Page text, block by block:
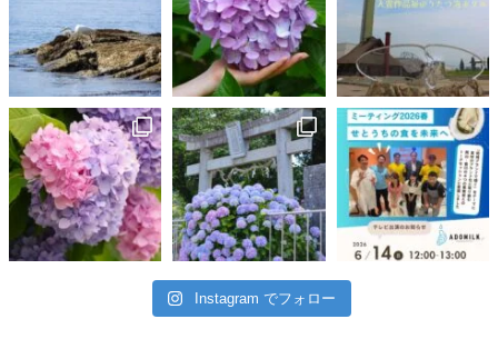
Instagram でフォロー